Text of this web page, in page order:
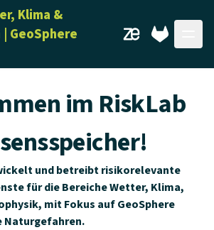
Klima &
GeoSphere
GitLab
im RiskLab
und betreibt risikorelevante
für die Bereiche Wetter, Klima,
mit Fokus auf GeoSphere
Naturgefahren.